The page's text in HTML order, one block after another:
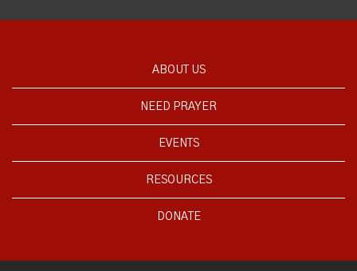
ABOUT US
NEED PRAYER
EVENTS
RESOURCES
DONATE